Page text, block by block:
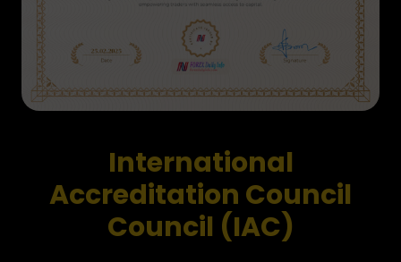
International
Accreditation Council
Council (IAC)